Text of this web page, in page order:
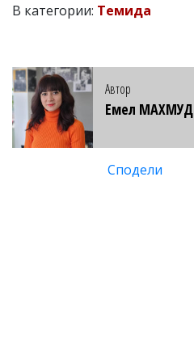
В категории: Темида
Автор
Емел МАХМУД
Сподели